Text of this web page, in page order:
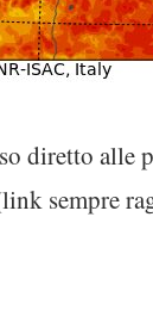
diretto alle
sempre